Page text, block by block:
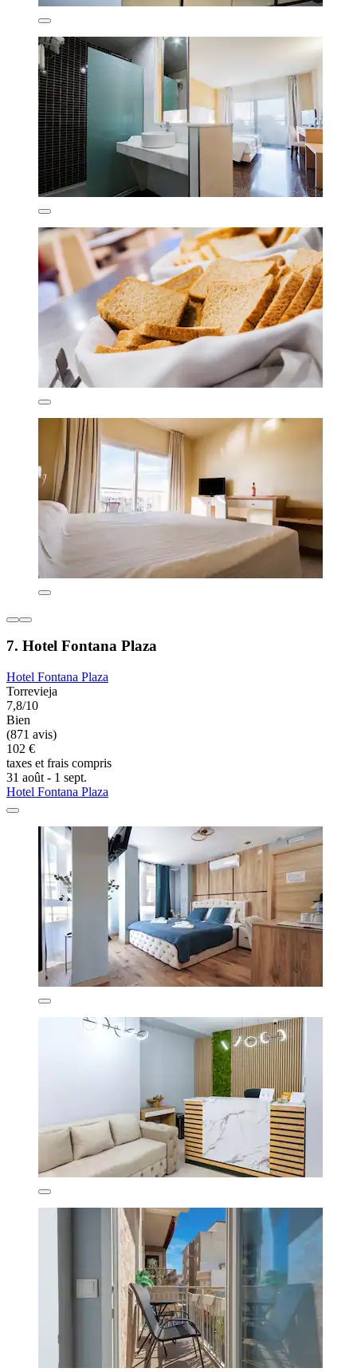
7. Hotel Fontana Plaza
Hotel Fontana Plaza
Torrevieja
7,8/10
Bien
(871 avis)
102 €
taxes et frais compris
31 août - 1 sept.
Hotel Fontana Plaza